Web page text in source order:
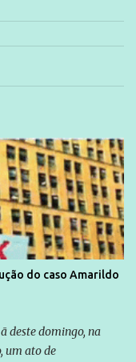
do caso Amarildo
deste domingo, na
um ato de